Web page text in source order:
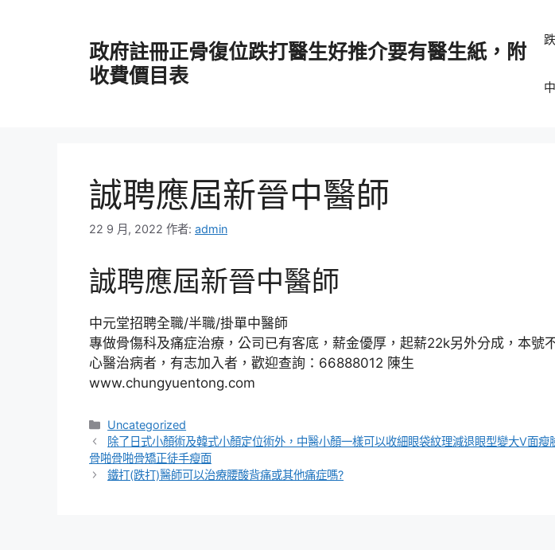
政府註冊正骨復位跌打醫生好推介要有醫生紙，附
收費價目表
誠聘應屆新晉中醫師
22 9 月, 2022 作者: admin
誠聘應屆新晉中醫師
中元堂招聘全職/半職/掛單中醫師
專做骨傷科及痛症治療，公司已有客底，薪金優厚，起薪22k另外分成，本號
心醫治病者，有志加入者，歡迎查詢：66888012 陳生
www.chungyuentong.com
分
類
Uncategorized
除了日式小顏術及韓式小顏定位術外，中醫小顏一樣可以收細眼袋紋理減退眼型變大V面瘦
骨啪骨啪骨矯正徒手瘦面
鐵打(跌打)醫師可以治療腰酸背痛或其他痛症嗎?